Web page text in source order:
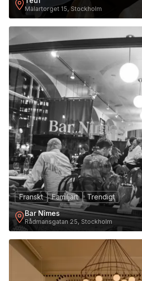
Mälartorget 15, Stockholm
Franskt Familjärt
Trendigt
Bar Nîmes
Rådmansgatan 25, Stockholm